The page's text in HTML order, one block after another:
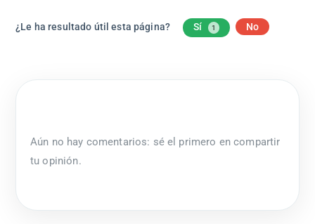
¿Le ha resultado útil esta página? Sí 1 No
Aún no hay comentarios: sé el primero en compartir
tu opinión.